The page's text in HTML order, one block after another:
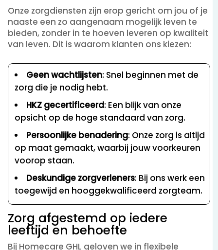
Onze zorgdiensten zijn erop gericht om jou of je
naaste een zo aangenaam mogelijk leven te
bieden, zonder in te hoeven leveren op kwaliteit
van leven. Dit is waarom klanten ons kiezen:
Geen wachtlijsten: Snel beginnen met de
zorg die je nodig hebt.
HKZ gecertificeerd: Een blijk van onze
opsicht op de hoge standaard van zorg.
Persoonlijke benadering: Onze zorg is altijd
op maat gemaakt, waarbij jouw voorkeuren
voorop staan.
Deskundige zorgverleners: Bij ons werk een
toegewijd en hooggekwalificeerd zorgteam.
Zorg afgestemd op iedere
leeftijd en behoefte
Bij Homecare GHL geloven we in flexibele